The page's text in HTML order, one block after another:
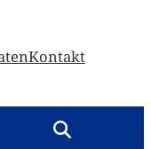
Kontakt